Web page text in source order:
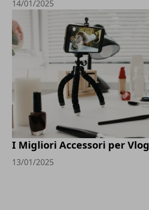
14/01/2025
I Migliori Accessori per Vlog
13/01/2025